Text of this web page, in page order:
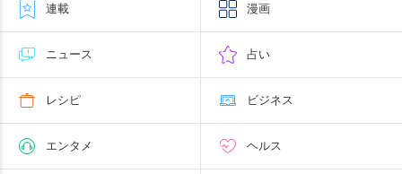
連載 漫画
ニュース 占い
レシピ ビジネス
エンタメ ヘルス